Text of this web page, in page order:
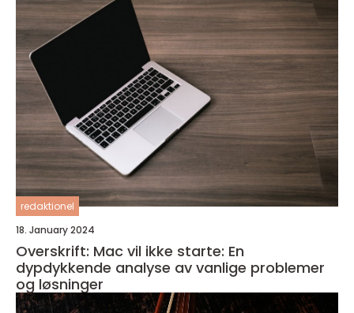
redaktionel
18. January 2024
Overskrift: Mac vil ikke starte: En
dypdykkende analyse av vanlige problemer
og løsninger